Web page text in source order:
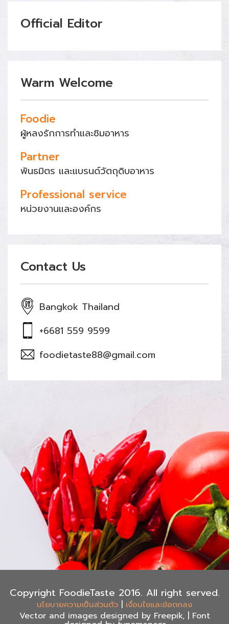
Official Editor
Warm Welcome
Foodie
ผู้หลงรักการทำและชิมอาหาร
Partner
พันธมิตร และแบรนด์วัตถุดิบอาหาร
Professional service
หน่วยงานและองค์กร
Contact Us
Bangkok Thailand
+6681 559 9599
foodietaste88@gmail.com
Copyright FoodieTaste 2016. All right served.
นโยบายความเป็นส่วนตัว | เงื่อนไขและข้อตกลง
Vector and images designed by Freepik, | Font